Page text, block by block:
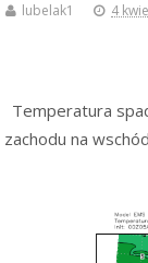
lubelak1 4
Temperatura
zachodu na